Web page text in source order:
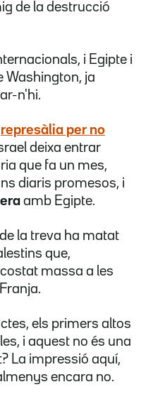
de la destrucció
i Egipte i
Washington, ja
n'hi.
represàlia per no
deixa entrar
que fa un mes,
diaris promesos, i
amb Egipte.
la treva ha matat
que,
massa a les
els primers altos
i aquest no és una
La impressió aquí,
encara no.